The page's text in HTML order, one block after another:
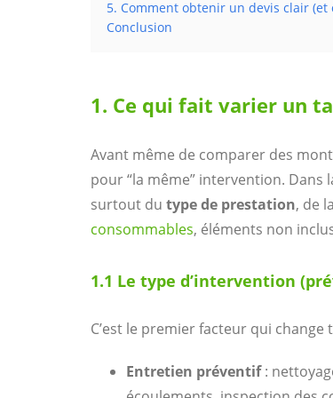
5. Comment obtenir un devis clair
Conclusion
1. Ce qui fait varier un
Avant même de comparer des
pour “la même” intervention. Dans
surtout du type de prestation, de la
consommables, éléments non
1.1 Le type d’intervention
C’est le premier facteur qui change
Entretien préventif: